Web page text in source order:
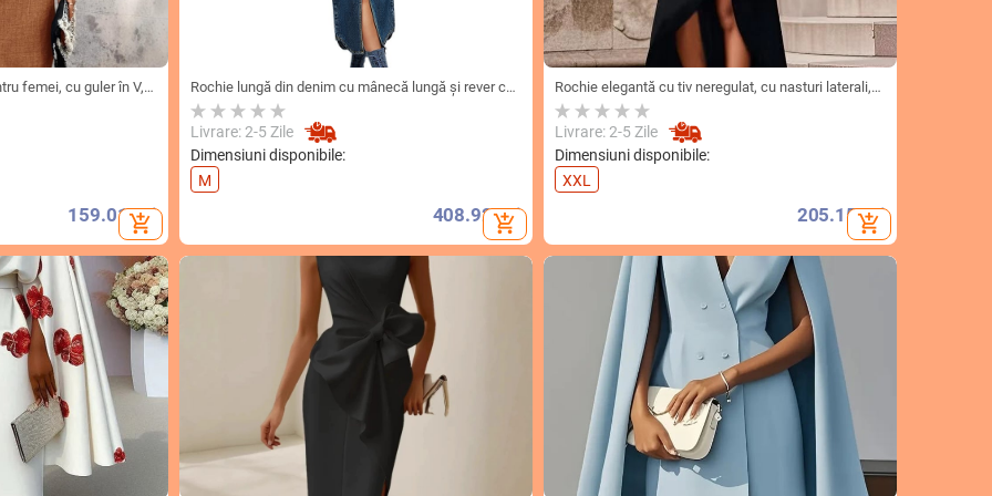
femei, cu guler în V,
și curea, lungime
european și
159.01Lei
add_shopping_cart
Rochie lungă din denim cu mânecă lungă și rever cu
nasturi, croială transfrontalieră, vânzare directă din
fabrică, sursă
Livrare: 2-5 Zile
Dimensiuni disponibile:
M
408.92Lei
add_shopping_cart
Rochie elegantă cu tiv neregulat, cu nasturi laterali,
pentru femei, la modă, transfrontalieră Amazon,
europene și americane
Livrare: 2-5 Zile
Dimensiuni disponibile:
XXL
205.15Lei
add_shopping_cart